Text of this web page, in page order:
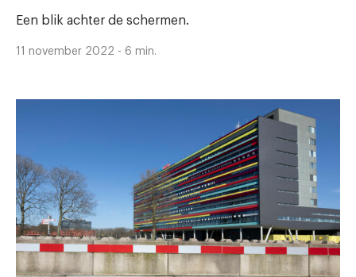
Een blik achter de schermen.
11 november 2022 - 6 min.